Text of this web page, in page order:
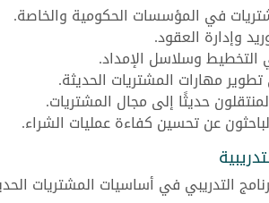
في المؤسسات الحكومية والخاصة.
وإدارة العقود.
التخطيط وسلاسل الإمداد.
مهارات المشتريات الحديثة.
حديثًا إلى مجال المشتريات.
عن تحسين كفاءة عمليات الشراء.
التدريبي في أساسيات المشتريات